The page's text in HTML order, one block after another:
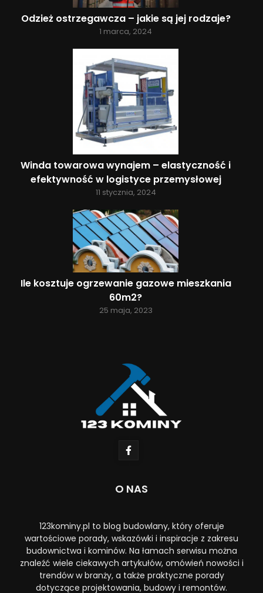
Odzież ostrzegawcza – jakie są jej rodzaje?
1 marca, 2024
Winda towarowa wynajem – elastyczność i
efektywność w logistyce przemysłowej
11 stycznia, 2024
Ile kosztuje ogrzewanie gazowe mieszkania
60m2?
25 maja, 2023
O NAS
123kominy.pl to blog budowlany, który oferuje
wartościowe porady, wskazówki i inspiracje z zakresu
budownictwa i kominów. Na łamach serwisu można
znaleźć wiele ciekawych artykułów, omówień nowości i
trendów w branży, a także praktyczne porady
dotyczące projektowania, budowy i remontów.